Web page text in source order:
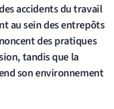
accidents du travail
au sein des entrepôts
des pratiques
tandis que la
son environnement